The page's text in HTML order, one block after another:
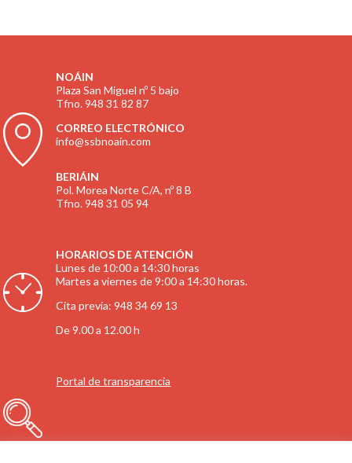
NOÁIN
Plaza San Miguel nº 5 bajo
Tfno. 948 31 82 87
CORREO ELECTRÓNICO
info@ssbnoain.com
BERIÁIN
Pol. Morea Norte C/A, nº 8 B
Tfno. 948 31 05 94
HORARIOS DE ATENCIÓN
Lunes de 10:00 a 14:30 horas
Martes a viernes de 9:00 a 14:30 horas.
Cita previa: 948 34 69 13
De 9.00 a 12.00 h
Portal de transparencia